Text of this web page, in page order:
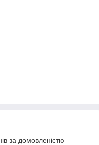
за домовленістю